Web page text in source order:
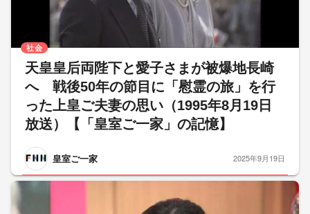
天皇皇后両陛下と愛子さまが被爆地長崎
へ 戦後50年の節目に「慰霊の旅」を行
った上皇ご夫妻の思い（1995年8月19日
放送）【「皇室ご一家」の記憶】
皇室ご一家
社会
2025年9月19日